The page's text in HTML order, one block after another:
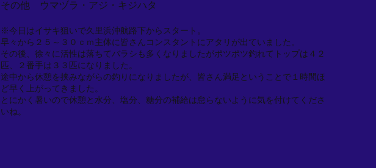
その他 ウマヅラ・アジ・キジハタ
※今日はイサキ狙いで久里浜沖航路下からスタート。
早々から２５～３０ｃｍ主体に皆さんコンスタントにアタリが出ていました。
その後、徐々に活性は落ちてバラシも多くなりましたがポツポツ釣れてトップは４２
匹、２番手は３３匹になりました。
途中から休憩を挟みながらの釣りになりましたが、皆さん満足ということで１時間ほ
ど早く上がってきました。
とにかく暑いので休憩と水分、塩分、糖分の補給は怠らないように気を付けてくださ
いね。